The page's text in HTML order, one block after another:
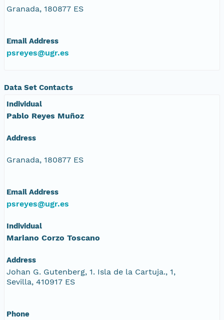
Granada, 180877 ES
Email Address
psreyes@ugr.es
Data Set Contacts
Individual
Pablo Reyes Muñoz
Address
Granada, 180877 ES
Email Address
psreyes@ugr.es
Individual
Mariano Corzo Toscano
Address
Johan G. Gutenberg, 1. Isla de la Cartuja., 1,
Sevilla, 410917 ES
Phone